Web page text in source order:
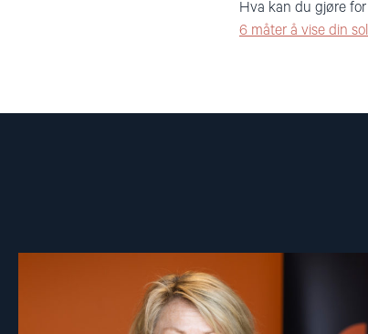
Hva kan du gjøre for
6 måter å vise din
article
"Berit
Lindeman"